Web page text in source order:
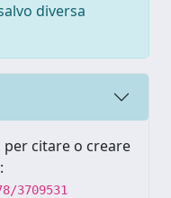
diversa
citare o creare
3709531